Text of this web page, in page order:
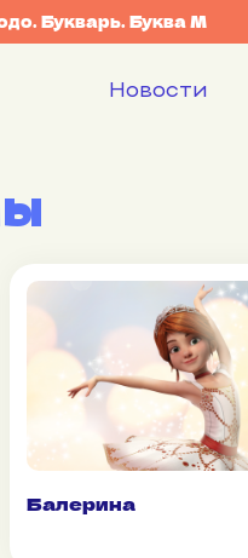
Букварь. Буква М
Новости
Балерина